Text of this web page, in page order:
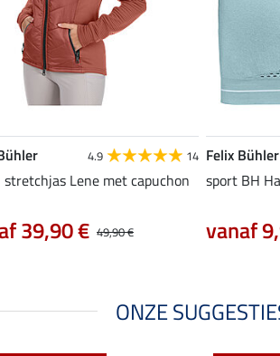
4.9 14
stretchjas Lene met capuchon
49,90 €
39,90 €
Felix Bühler
sport BH
vanaf
ONZE